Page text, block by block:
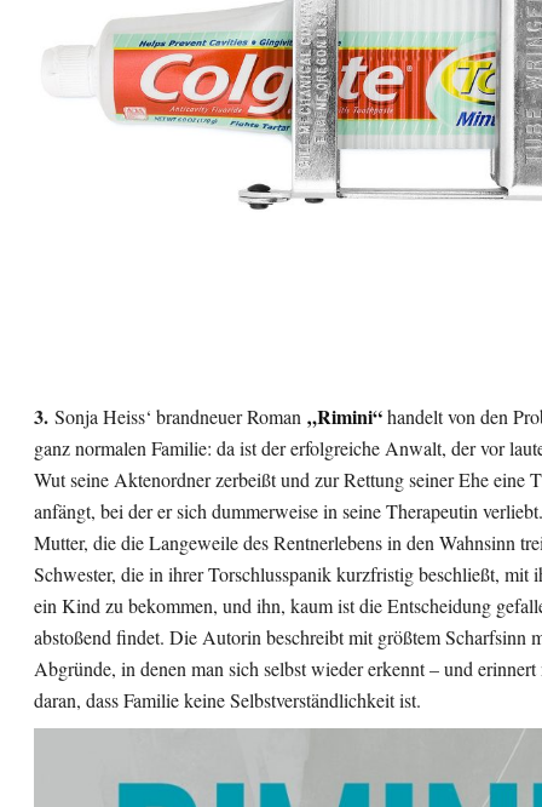
3. Sonja Heiss‘ brandneuer Roman „Rimini“handelt von den
ganz normalen Familie: da ist der erfolgreiche Anwalt, der vor
Wut seine Aktenordner zerbeißt und zur Rettung seiner Ehe eine
anfängt, bei der er sich dummerweise in seine Therapeutin
Mutter, die die Langeweile des Rentnerlebens in den Wahnsinn
Schwester, die in ihrer Torschlusspanik kurzfristig beschließt, mit
ein Kind zu bekommen, und ihn, kaum ist die Entscheidung
abstoßend findet. Die Autorin beschreibt mit größtem Scharfsinn
Abgründe, in denen man sich selbst wieder erkennt – und erinnert
daran, dass Familie keine Selbstverständlichkeit ist.